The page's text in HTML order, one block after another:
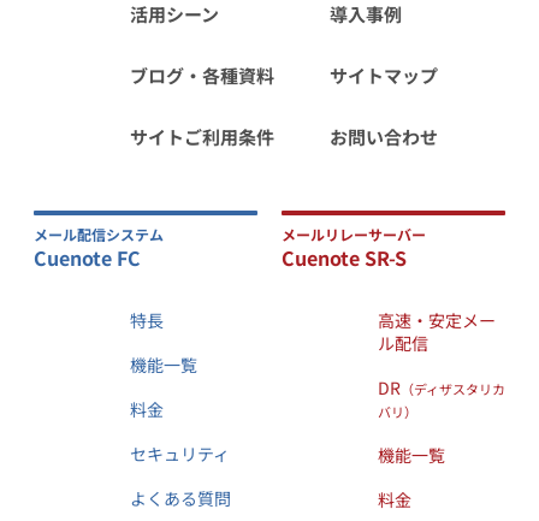
活用シーン 導入事例
ブログ・各種資料 サイトマップ
サイトご利用条件 お問い合わせ
メール配信システム
Cuenote FC
特長
機能一覧
料金
セキュリティ
よくある質問
メールリレーサーバー
Cuenote SR-S
高速・安定メー
ル配信
DR （ディザスタリカ
バリ）
機能一覧
料金